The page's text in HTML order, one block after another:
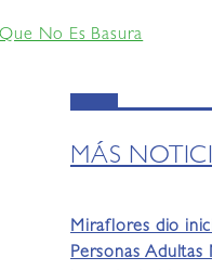
No Es Basura
MÁS
Miraflores dio
Personas Adultas